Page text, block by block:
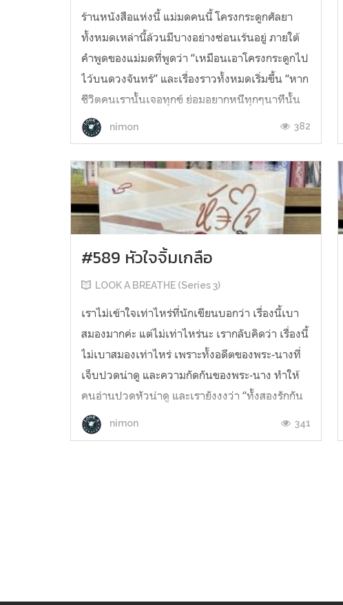
ร้านหนังสือแห่งนี้ แม่มดคนนี้ โครงกระดูกศัลยา
ทั้งหมดเหล่านี้ล้วนมีบางอย่างซ่อนเร้นอยู่ ภายใต้
คำพูดของแม่มดที่พูดว่า “เหมือนเอาโครงกระดูกไป
ไว้บนดวงจันทร์” และเรื่องราวทั้งหมดเริ่มขึ้น “หาก
ชีวิตคนเรานั้นเจอทุกข์ ย่อมอยากหนีทุกๆนาทีนั้น
หากแม้นหนีจนสำเร็จพลัน ชีวิตนั้นคงย่อมพบสุข
ตามเหต...
nimon 382
#589 หัวใจจิ้มเกลือ
LOOK A BREATHE (Series 3)
เราไม่เข้าใจเท่าไหร่ที่นักเขียนบอกว่า เรื่องนี้เบา
สมองมากค่ะ แต่ไม่เท่าไหร่นะ เรากลับคิดว่า เรื่องนี้
ไม่เบาสมองเท่าไหร่ เพราะทั้งอดีตของพระ-นางที่
เจ็บปวดน่าดู และความกัดกันของพระ-นาง ทำให้
คนอ่านปวดหัวน่าดู และเรายังงงว่า “ทั้งสองรักกัน
ตอนไหน” แต่โดยรวมก็ถือว่า “สนุกมากค่ะ” “เมื่อ
เขาแรงม...
nimon 341